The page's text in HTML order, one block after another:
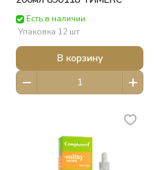
Есть в наличии
Упаковка 12 шт
В корзину